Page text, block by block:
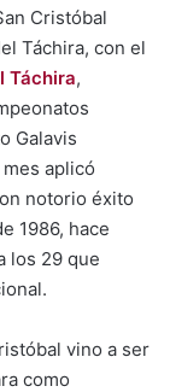
Cristóbal
Táchira, con el
Táchira,
Galavis
aplicó
notorio éxito
1986, hace
los 29 que
vino a ser
como